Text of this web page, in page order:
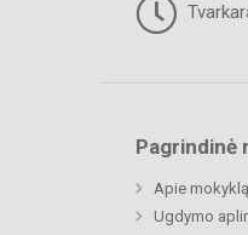
Pagrindinė
Apie mokyklą
Ugdymo